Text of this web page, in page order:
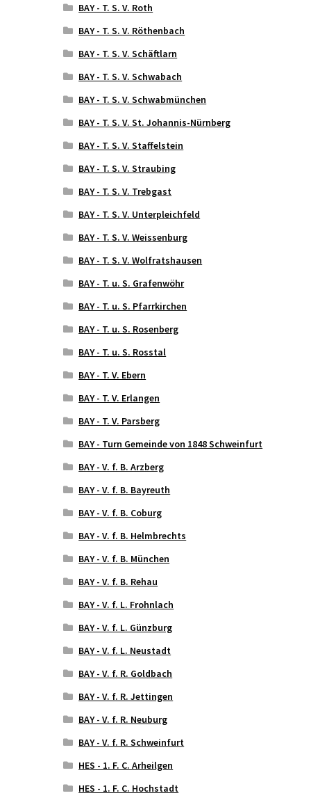
BAY - T. S. V. Roth
BAY - T. S. V. Röthenbach
BAY - T. S. V. Schäftlarn
BAY - T. S. V. Schwabach
BAY - T. S. V. Schwabmünchen
BAY - T. S. V. St. Johannis-Nürnberg
BAY - T. S. V. Staffelstein
BAY - T. S. V. Straubing
BAY - T. S. V. Trebgast
BAY - T. S. V. Unterpleichfeld
BAY - T. S. V. Weissenburg
BAY - T. S. V. Wolfratshausen
BAY - T. u. S. Grafenwöhr
BAY - T. u. S. Pfarrkirchen
BAY - T. u. S. Rosenberg
BAY - T. u. S. Rosstal
BAY - T. V. Ebern
BAY - T. V. Erlangen
BAY - T. V. Parsberg
BAY - Turn Gemeinde von 1848 Schweinfurt
BAY - V. f. B. Arzberg
BAY - V. f. B. Bayreuth
BAY - V. f. B. Coburg
BAY - V. f. B. Helmbrechts
BAY - V. f. B. München
BAY - V. f. B. Rehau
BAY - V. f. L. Frohnlach
BAY - V. f. L. Günzburg
BAY - V. f. L. Neustadt
BAY - V. f. R. Goldbach
BAY - V. f. R. Jettingen
BAY - V. f. R. Neuburg
BAY - V. f. R. Schweinfurt
HES - 1. F. C. Arheilgen
HES - 1. F. C. Hochstadt